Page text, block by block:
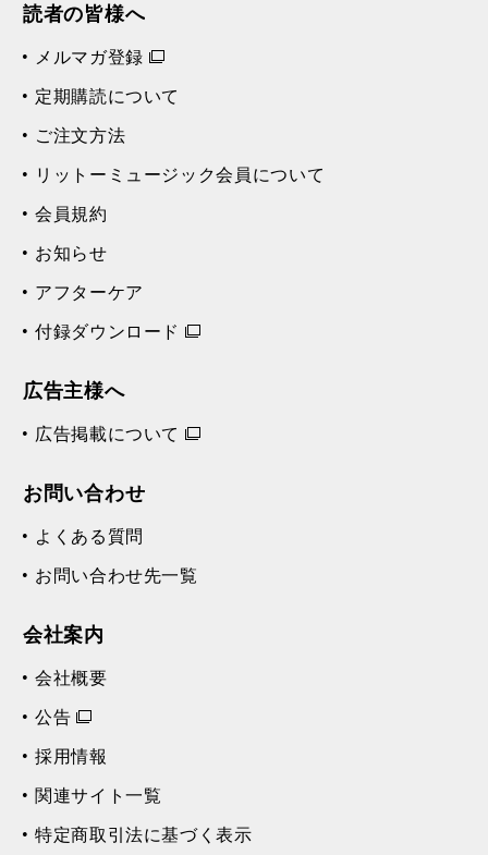
読者の皆様へ
メルマガ登録
定期購読について
ご注文方法
リットーミュージック会員について
会員規約
お知らせ
アフターケア
付録ダウンロード
広告主様へ
広告掲載について
お問い合わせ
よくある質問
お問い合わせ先一覧
会社案内
会社概要
公告
採用情報
関連サイト一覧
特定商取引法に基づく表示